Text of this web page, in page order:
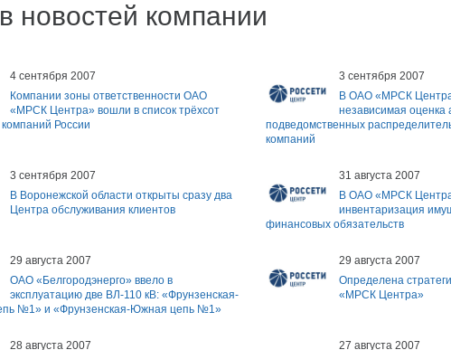
новостей компании
4 сентября 2007
Компании зоны ответственности ОАО
«МРСК Центра» вошли в список трёхсот
России
3 сентября 2007
В ОАО «МРСК
независимая оценка
подведомственных
компаний
3 сентября 2007
В Воронежской области открыты сразу два
Центра обслуживания клиентов
31 августа 2007
В ОАО «МРСК
инвентаризация
финансовых обязательств
29 августа 2007
ОАО «Белгородэнерго» ввело в
эксплуатацию две ВЛ-110 кВ: «Фрунзенская-
№1» и «Фрунзенская-Южная цепь №1»
29 августа 2007
Определена
«МРСК Центра»
28 августа 2007
27 августа 2007